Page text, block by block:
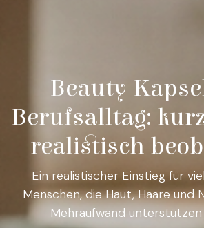
Beauty-
Berufsalltag:
realistisch
Ein realistischer Einstieg für
Menschen, die Haut, Haare und
Mehraufwand